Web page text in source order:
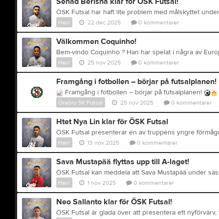
Herr 22 dec 2025 0 kommentarer
Välkommen Coquinho!
Herr 25 nov 2025 0 kommentarer
Framgång i fotbollen – börjar på futsalplanen!
Framgång i fotbollen – börjar på futsalplanen!
Örebro SK Futsal 25 nov 2025 0 kommentarer
Htet Nya Lin klar för ÖSK Futsal
Herr 13 nov 2025 0 kommentarer
Sava Mustapää flyttas upp till A-laget!
Herr 1 nov 2025 0 kommentarer
Neo Sallanto klar för ÖSK Futsal!